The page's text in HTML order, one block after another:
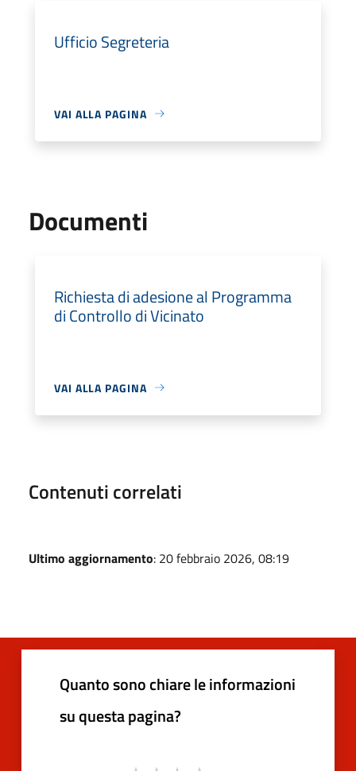
Ufficio Segreteria
VAI ALLA PAGINA
Documenti
Richiesta di adesione al Programma
di Controllo di Vicinato
VAI ALLA PAGINA
Contenuti correlati
Ultimo aggiornamento: 20 febbraio 2026, 08:19
Quanto sono chiare le informazioni
su questa pagina?